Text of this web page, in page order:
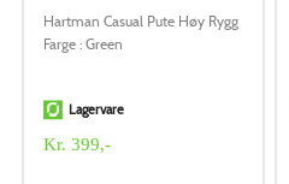
Hartman Casual Pute Høy Rygg
Farge : Green
Lagervare
Kr. 399,-